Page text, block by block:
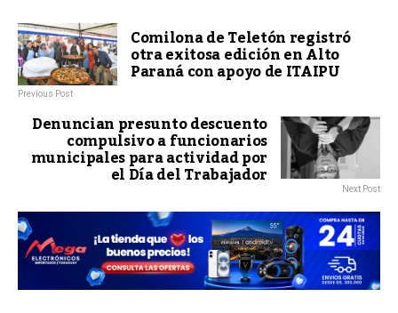
Comilona de Teletón registró
otra exitosa edición en Alto
Paraná con apoyo de ITAIPU
Previous Post
Denuncian presunto descuento
compulsivo a funcionarios
municipales para actividad por
el Día del Trabajador Next Post